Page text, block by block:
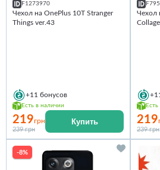
F1273970
Чехол на OnePlus 10T Stranger
Things ver.43
+11 бонусов
Есть в наличии
219грн
239 грн
Купить
Чехол
Collage
219
239 грн
-8%